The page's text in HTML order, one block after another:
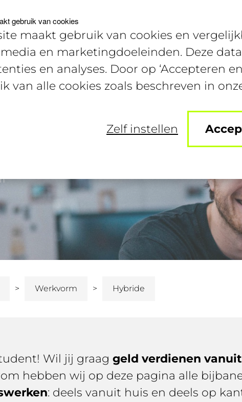
gebruik van cookies
maakt gebruik van cookies en
en marketingdoeleinden. Deze
en analyses. Door op ‘Accepteren
van alle cookies zoals beschreven in
Zelf instellen
Bijbanen
Werkvorm Hybride
Wil jij graag geld verdienen
hebben wij op deze pagina alle
: deels vanuit huis en deels op